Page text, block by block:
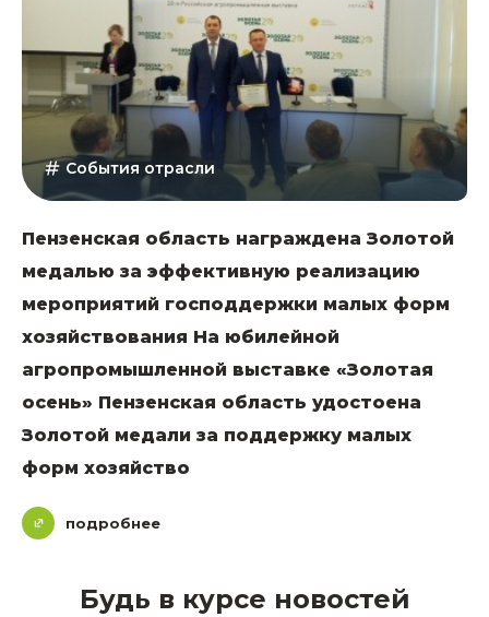
События отрасли
Пензенская область награждена Золотой
медалью за эффективную реализацию
мероприятий господдержки малых форм
хозяйствования На юбилейной
агропромышленной выставке «Золотая
осень» Пензенская область удостоена
Золотой медали за поддержку малых
форм хозяйство
подробнее
Будь в курсе новостей